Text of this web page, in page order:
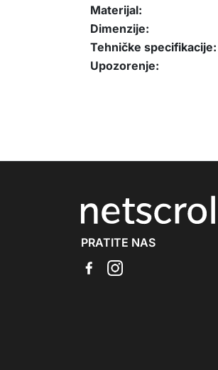
Materijal:
Dimenzije:
Tehničke specifikacije:
Upozorenje:
PRATITE NAS